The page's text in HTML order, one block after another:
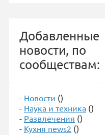
Добавленные
новости, по
сообществам:
- Новости ()
- Наука и техника ()
- Развлечения ()
- Кухня news2 ()